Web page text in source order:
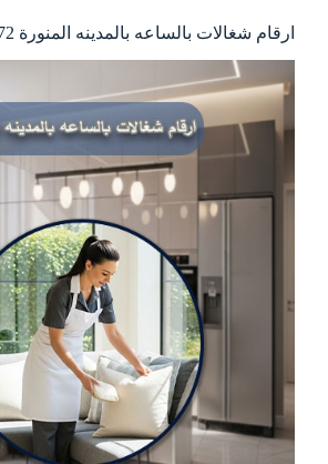
ارقام شغالات بالساعه بالمدينه المنورة 0597823072